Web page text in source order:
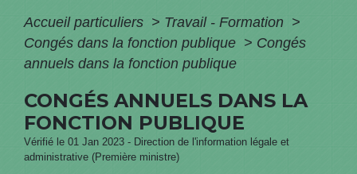
Accueil particuliers > Travail - Formation >
Congés dans la fonction publique > Congés
annuels dans la fonction publique
CONGÉS ANNUELS DANS LA
FONCTION PUBLIQUE
Vérifié le 01 Jan 2023 - Direction de l'information légale et
administrative (Première ministre)